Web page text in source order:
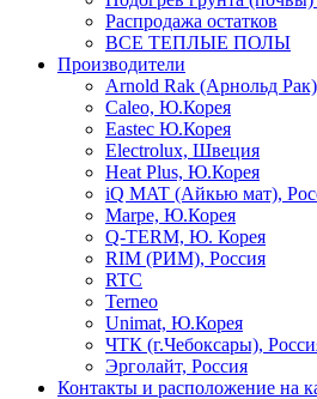
Распродажа остатков
ВСЕ ТЕПЛЫЕ ПОЛЫ
Производители
Arnold Rak (Арнольд
Caleo, Ю.Корея
Eastec Ю.Корея
Electrolux, Швеция
Heat Plus, Ю.Корея
iQ MAT (Айкью мат),
Marpe, Ю.Корея
Q-TERM, Ю. Корея
RIM (РИМ), Россия
RTC
Terneo
Unimat, Ю.Корея
ЧТК (г.Чебоксары),
Эрголайт, Россия
Контакты и расположение на